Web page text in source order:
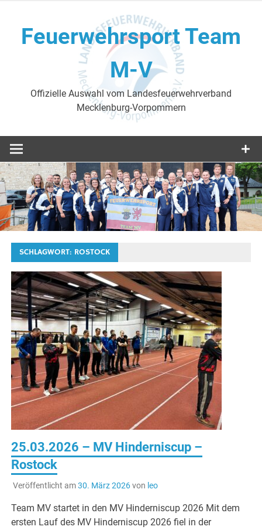
contentFeuerwehrsport Team
M-V
Offizielle Auswahl vom Landesfeuerwehrverband
Mecklenburg-Vorpommern
SCHLAGWORT: ROSTOCK
25.03.2026 – MV Hinderniscup –
Rostock
Veröffentlicht am30. März 2026von leo
Team MV startet in den MV Hinderniscup 2026 Mit dem
ersten Lauf des MV Hinderniscup 2026 fiel in der